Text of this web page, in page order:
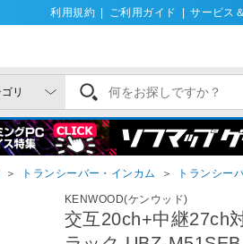
利用規約 ご利用ガイド サービス
＞ トランシーバー・インカム ＞ トランシー
KENWOOD(ケンウッド)
交互20ch+中継27ch